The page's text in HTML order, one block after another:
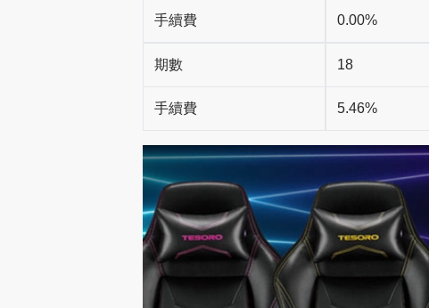
手續費 0.00%
期數
手續費
18
5.46%